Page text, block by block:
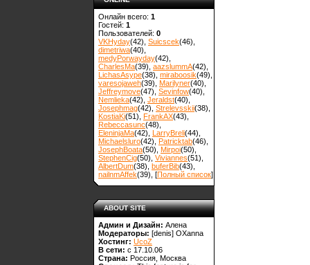
Онлайн всего: 1
Гостей: 1
Пользователей: 0
VKHyday(42) Suicscek(46)
dimetriwa(40)
medyPorwayday(42)
CharlesMa(39) aazslummA(42)
LichasAsype(38) miraboosik(49)
varesojaweh(39) Marilyner(40)
Jeffreymove(47) Sevinfow(40)
Nemlieka(42) Jeraldst(40)
Josephmag(42) Strelevsskii(38)
KostiaKi(51) FrankAX(43)
Rebeccasunc(48)
EleninjaMa(42) LarryBreli(44)
Michaelsluro(42) Patricktab(46)
JosephBoata(50) Mirpoi(50)
StephenCig(50) Viviannes(51)
AlbertDum(38) buferBib(43)
nailnmAffek(39) , [Полный список]
ABOUT SITE
Админ и Дизайн: Алена
Модераторы: [denis] OXanna
Хостинг: UcoZ
В сети: с 17.10.06
Страна: Россия, Москва